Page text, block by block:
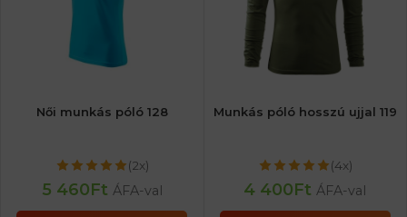
Női munkás póló 128
(2x)
5 460Ft ÁFA-val
Munkás póló hosszú ujjal 119
(4x)
4 400Ft ÁFA-val